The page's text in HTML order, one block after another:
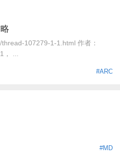
107279-1-1.html 作者：
...
#ARC
#MD